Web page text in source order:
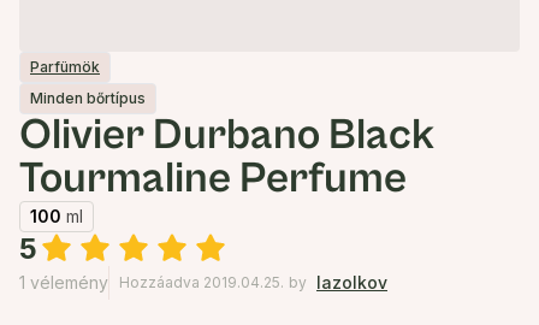
Parfümök
Minden bőrtípus
Olivier Durbano Black
Tourmaline Perfume
100 ml
5
1 vélemény Hozzáadva 2019.04.25. by lazolkov